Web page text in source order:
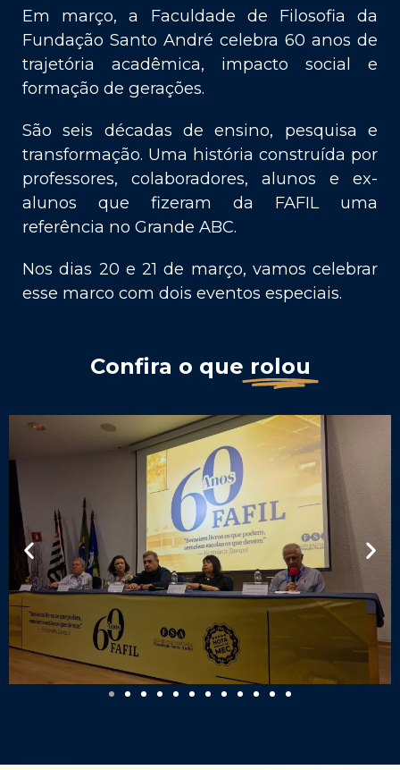
Em março, a Faculdade de Filosofia da
Fundação Santo André celebra 60 anos de
trajetória acadêmica, impacto social e
formação de gerações.
São seis décadas de ensino, pesquisa e
transformação. Uma história construída por
professores, colaboradores, alunos e ex-
alunos que fizeram da FAFIL uma
referência no Grande ABC.
Nos dias 20 e 21 de março, vamos celebrar
esse marco com dois eventos especiais.
Confira o que rolou